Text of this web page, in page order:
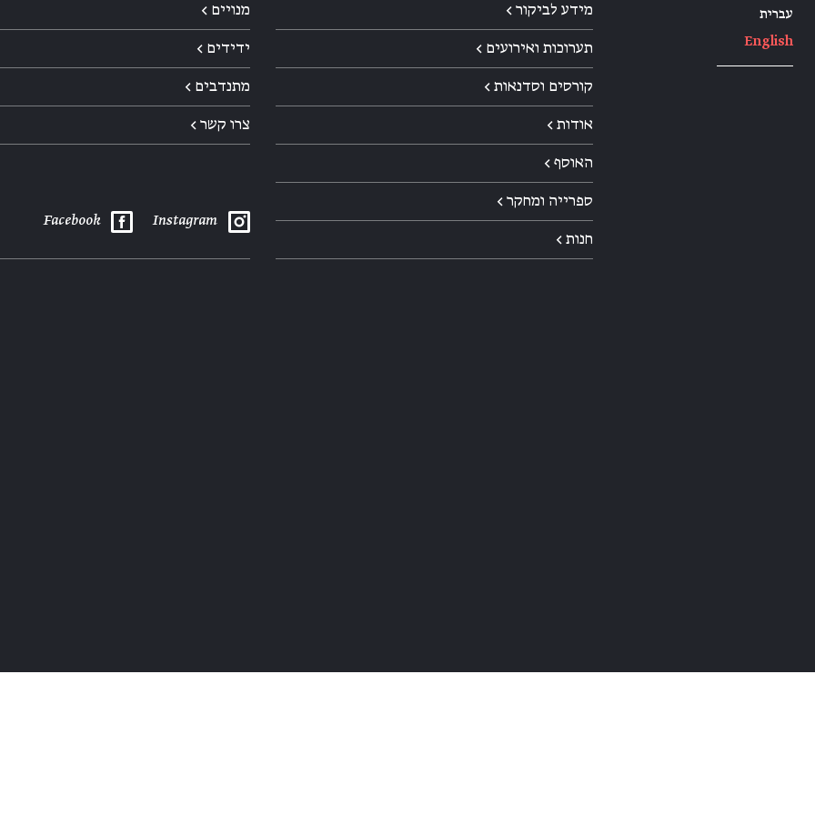
עברית
English
מידע לביקור ←
תערוכות ואירועים ←
קורסים וסדנאות ←
אודות ←
האוסף ←
ספרייה ומחקר ←
חנות ←
מנויים ←
ידידים ←
מתנדבים ←
צרו קשר ←
Instagram
Facebook